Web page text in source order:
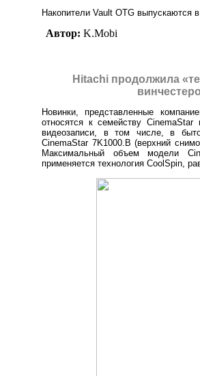
Накопители Vault OTG выпускаются
Автор: K.Mobi
Hitachi продолжила
Новинки, представленные
относятся к семейству
видеозаписи, в том числе, в
CinemaStar 7K1000.B (верхний
Максимальный объем модели
применяется технология CoolSpin,